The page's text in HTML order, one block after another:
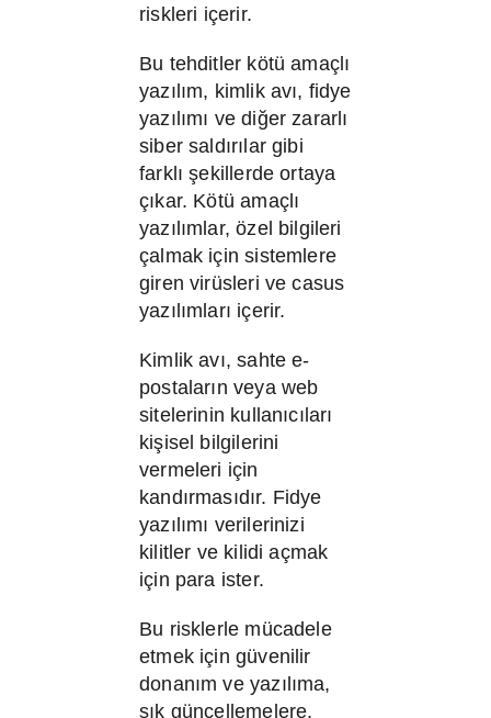
riskleri içerir.
Bu tehditler kötü amaçlı
yazılım, kimlik avı, fidye
yazılımı ve diğer zararlı
siber saldırılar gibi
farklı şekillerde ortaya
çıkar. Kötü amaçlı
yazılımlar, özel bilgileri
çalmak için sistemlere
giren virüsleri ve casus
yazılımları içerir.
Kimlik avı, sahte e-
postaların veya web
sitelerinin kullanıcıları
kişisel bilgilerini
vermeleri için
kandırmasıdır. Fidye
yazılımı verilerinizi
kilitler ve kilidi açmak
için para ister.
Bu risklerle mücadele
etmek için güvenilir
donanım ve yazılıma,
sık güncellemelere,